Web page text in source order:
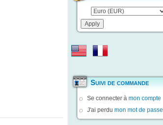
Suivi de commande
Se connecter à mon compte
J'ai perdu mon mot de passe